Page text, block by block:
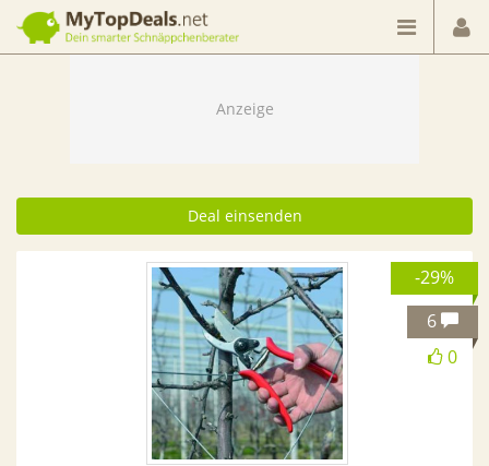
Dein smarter Schnäppchenberater
Deal einsenden
-29%
0
6